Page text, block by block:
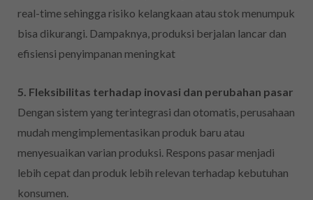
real-time sehingga risiko kelangkaan atau stok menumpuk
bisa dikurangi. Dampaknya, produksi berjalan lancar dan
efisiensi penyimpanan meningkat
5. Fleksibilitas terhadap inovasi dan perubahan pasar
Dengan sistem yang terintegrasi dan otomatis, perusahaan
mudah mengimplementasikan produk baru atau
menyesuaikan varian produksi. Respons pasar menjadi
lebih cepat dan produk lebih relevan terhadap kebutuhan
konsumen.